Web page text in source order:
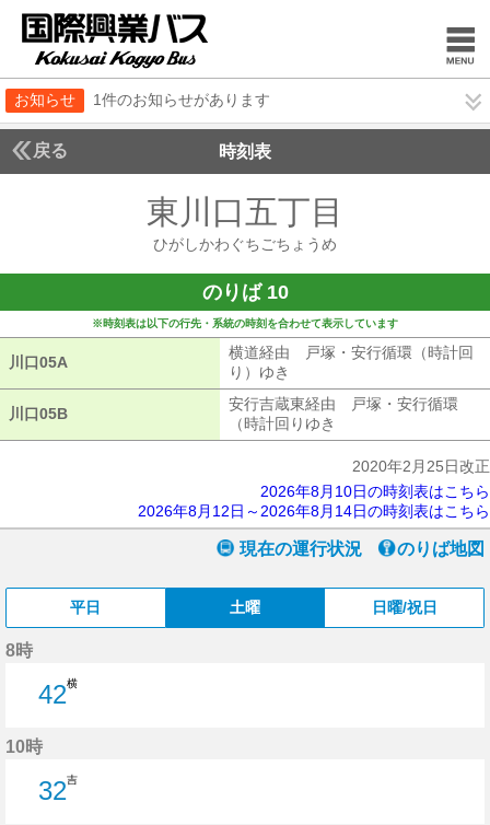
お知らせ 1件のお知らせがあります
戻る 時刻表
東川口五丁目
ひがしかわぐちごちょうめ
のりば 10
※時刻表は以下の行先・系統の時刻を合わせて表示しています
川口05A
横道経由 戸塚・安行循環（時計回
り）ゆき
川口05B
安行吉蔵東経由 戸塚・安行循環
（時計回りゆき
2020年2月25日改正
2026年8月10日の時刻表はこちら
2026年8月12日～2026年8月14日の時刻表はこちら
現在の運行状況 のりば地図
平日 土曜 日曜/祝日
8時
42横
10時
32吉